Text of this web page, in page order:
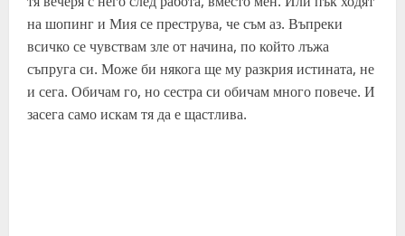
на шопинг и Мия се преструва, че съм аз. Въпреки
всичко се чувствам зле от начина, по който лъжа
съпруга си. Може би някога ще му разкрия истината, не
и сега. Обичам го, но сестра си обичам много повече. И
засега само искам тя да е щастлива.